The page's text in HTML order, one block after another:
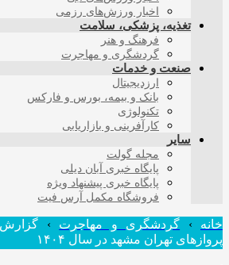
اخبار ورزش‌های رزمی
تغذیه، پزشکی، سلامت
فرهنگ و هنر
گردشگری و مهاجرت
صنعت و خدمات
ارزدیجیتال
بانک و بیمه، بورس و فارکس
تکنولوژی
کارآفرینی و بازاریابی
سایر
مجله گولت
پایگاه خبری آبان دیلی
پایگاه خبری پیشنهاد ویژه
فروشگاه مکمل آرس فیت
خانه › گردشگری و مهاجرت › گزارش
پروازهای تهران مشهد در سال ۱۴۰۴